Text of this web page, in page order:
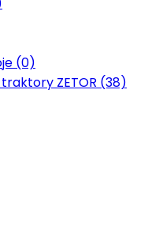
(0)
ZETOR (38)